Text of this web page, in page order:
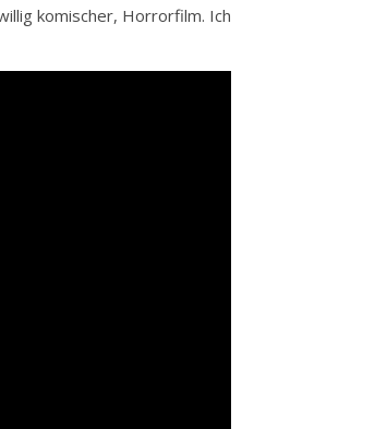
komischer, Horrorfilm. Ich